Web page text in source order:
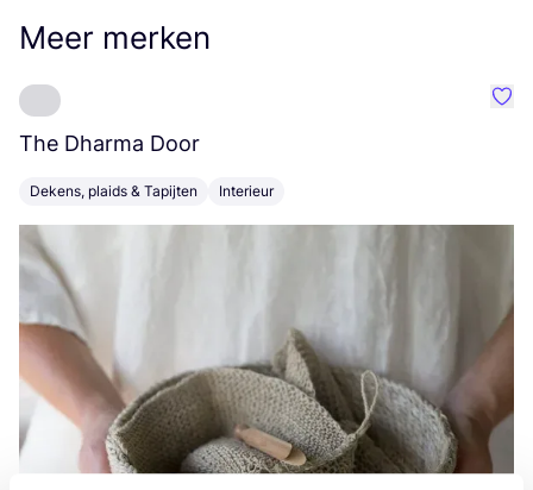
Meer merken
The Dharma Door
Dekens, plaids & Tapijten Interieur